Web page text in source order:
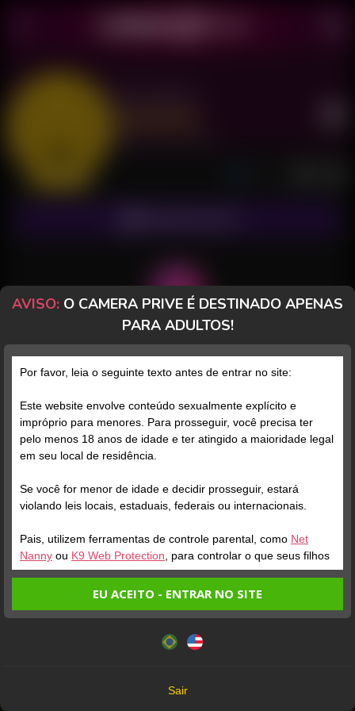
POSTS FANCLUB PAGOS AVALIAÇÕES
Posts (100) Fotos (47) Vídeos
Grátis
Verifique sua conta
1:11
Este website utiliza cookies e tecnologias semelhantes de
Política de Privacidade
você concorda com estes termos.
AVISO: O CAMERA PRIVE É DESTINADO APENAS
PARA ADULTOS!
Por favor, leia o seguinte texto antes de entrar no site:
Este website envolve conteúdo sexualmente explícito e
impróprio para menores. Para prosseguir, você precisa ter
pelo menos 18 anos de idade e ter atingido a maioridade legal
em seu local de residência.
Se você for menor de idade e decidir prosseguir, estará
violando leis locais, estaduais, federais ou internacionais.
Pais, utilizem ferramentas de controle parental, como Net
Nanny ou K9 Web Protection, para controlar o que seus filhos
veem.
fatos:
Tenho ao menos 18 anos de idade e sou maior de idade
EU ACEITO - ENTRAR NO SITE
Sair